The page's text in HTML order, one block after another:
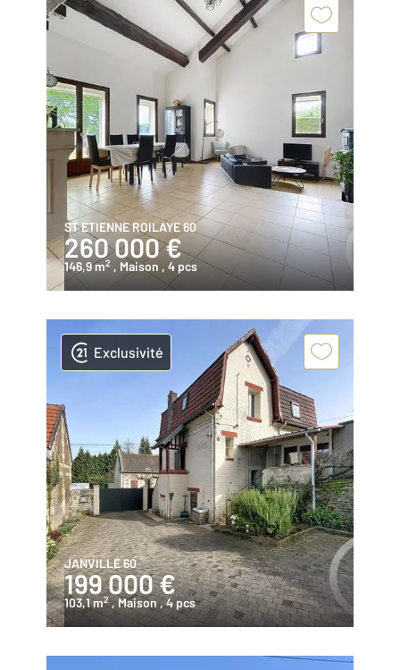
ST ETIENNE ROILAYE 60
260 000 €
146,9 m2 , Maison , 4 pcs
Exclusivité
JANVILLE 60
199 000 €
103,1 m2 , Maison, 4 pcs